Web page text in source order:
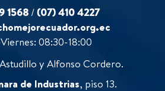
1568 /(07) 410 4227
08:30-18:00
y Alfonso Cordero.
de Industrias, piso 13.